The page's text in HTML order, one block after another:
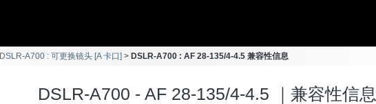
DSLR-A700 : 可更换镜头 [A 卡口] DSLR-A700 : AF 28-135/4-4.5 兼容性信息
DSLR-A700 - AF 28-135/4-4.5 ｜兼容性信息